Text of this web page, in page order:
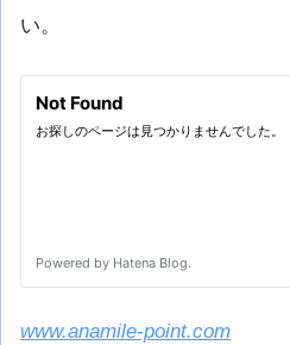
い。
www.anamile-point.com